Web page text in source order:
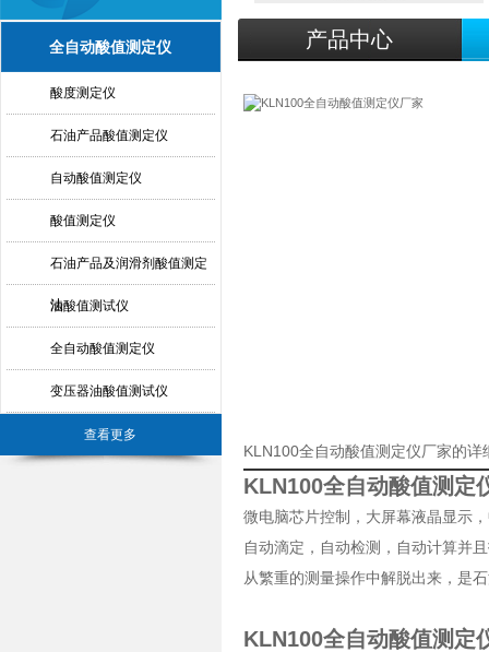
全自动酸值测定仪
酸度测定仪
石油产品酸值测定仪
自动酸值测定仪
酸值测定仪
石油产品及润滑剂酸值测定
法
油酸值测试仪
全自动酸值测定仪
变压器油酸值测试仪
查看更多
产品中心
KLN100全自动酸值测定仪厂家的详
KLN100全自动酸值测定
微电脑芯片控制，大屏幕液晶显示
自动滴定，自动检测，自动计算并
从繁重的测量操作中解脱出来，是
KLN100全自动酸值测定